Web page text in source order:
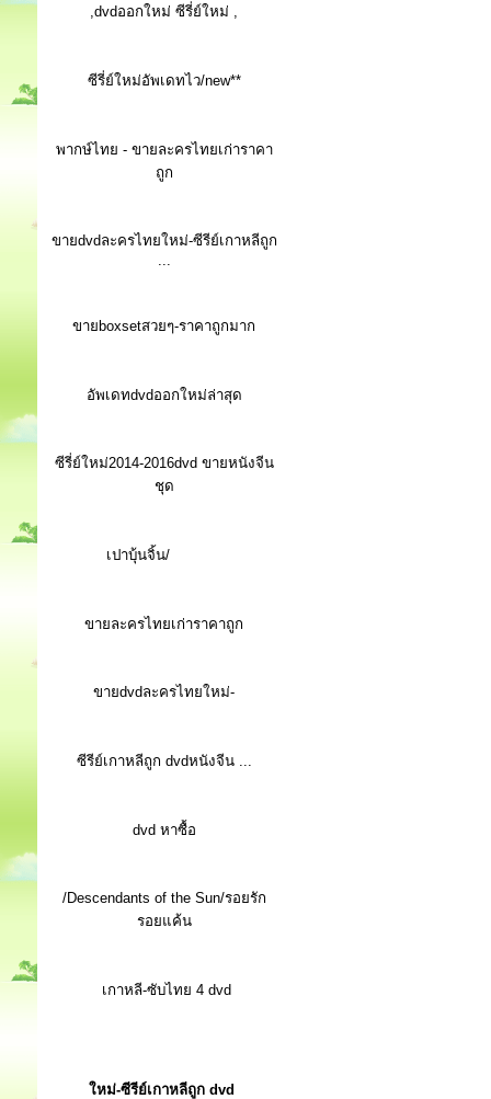
,dvdออกใหม่ ซีรี่ย์ใหม่ ,
ซีรี่ย์ใหม่อัพเดทไว/new**
พากษ์ไทย - ขายละครไทยเก่าราคา
ถูก
ขายdvdละครไทยใหม่-ซีรีย์เกาหลีถูก
...
ขายboxsetสวยๆ-ราคาถูกมาก
อัพเดทdvdออกใหม่ล่าสุด
ซีรี่ย์ใหม่2014-2016dvd ขายหนังจีน
ชุด
เปาบุ้นจิ้น/
ขายละครไทยเก่าราคาถูก
ขายdvdละครไทยใหม่-
ซีรีย์เกาหลีถูก dvdหนังจีน ...
dvd หาซื้อ
/Descendants of the Sun/รอยรัก
รอยแค้น
เกาหลี-ซับไทย 4 dvd
ใหม่-ซีรีย์เกาหลีถูก dvd